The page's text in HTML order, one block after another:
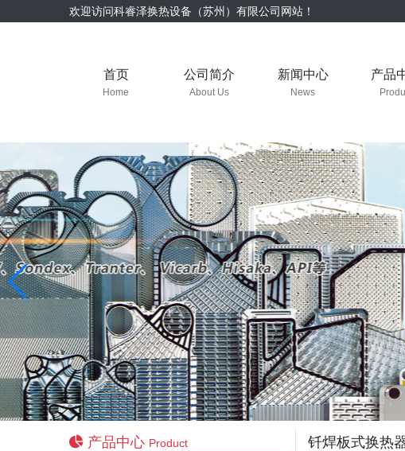
欢迎访问科睿泽换热设备（苏州）有限公司网站！
首页
Home
公司简介
About Us
新闻中心
News
产品
产品中心 Product 钎焊板式换热